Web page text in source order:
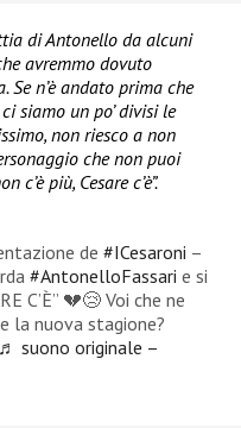
di Antonello da alcuni
avremmo dovuto
Se n’è andato prima che
siamo un po’ divisi le
non riesco a non
che non puoi
c’è più, Cesare c’è”.
de#ICesaroni –
#AntonelloFassari e si
C’È” 💔😢 Voi che ne
la nuova stagione?
♬ suono originale –